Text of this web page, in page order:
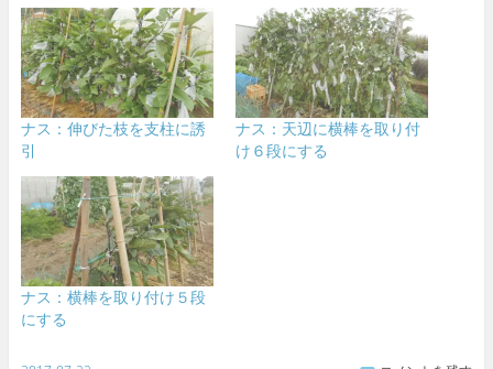
ナス：伸びた枝を支柱に誘
引
ナス：天辺に横棒を取り付
け６段にする
ナス：横棒を取り付け５段
にする